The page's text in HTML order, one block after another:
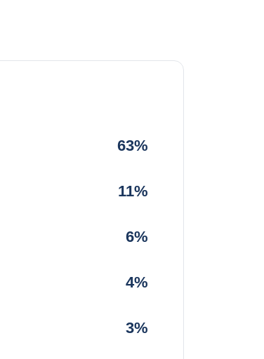
63%
11%
6%
4%
3%